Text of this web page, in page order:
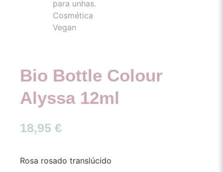
Bio Bottle Colour
Alyssa 12ml
18,95 €
Rosa rosado translúcido